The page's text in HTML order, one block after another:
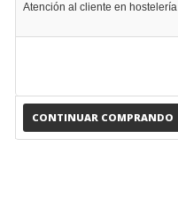
CONTINUAR COMPRANDO
Atención al cliente en hostelería